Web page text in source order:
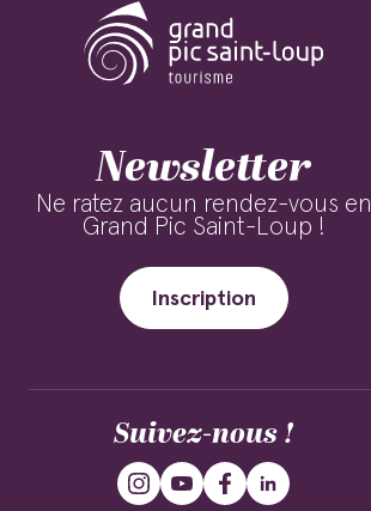
Newsletter
Ne ratez aucun rendez-vous en
Grand Pic Saint-Loup !
Inscription
Suivez-nous !